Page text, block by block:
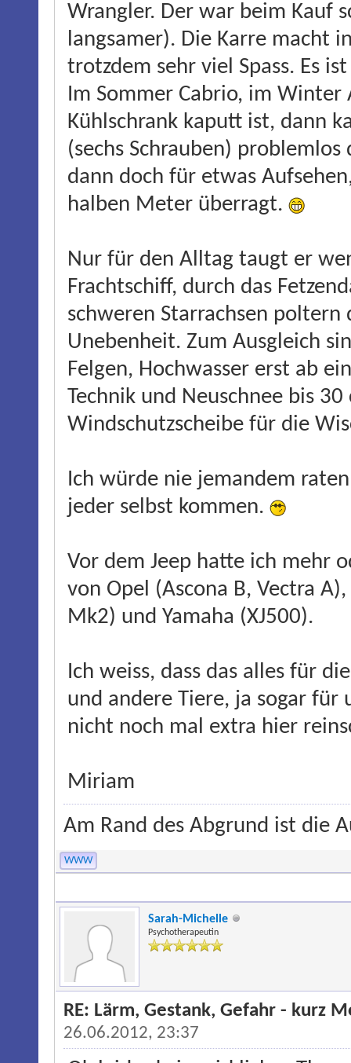
Wrangler. Der war beim Kauf
langsamer). Die Karre macht
trotzdem sehr viel Spass. Es
Im Sommer Cabrio, im
Kühlschrank kaputt ist, dann
(sechs Schrauben)
dann doch für etwas
halben Meter überragt.
Nur für den Alltag taugt er
Frachtschiff, durch das
schweren Starrachsen
Unebenheit. Zum Ausgleich
Felgen, Hochwasser erst ab
Technik und Neuschnee bis
Windschutzscheibe für die
Ich würde nie jemandem
jeder selbst kommen.
Vor dem Jeep hatte ich mehr
von Opel (Ascona B, Vectra
Mk2) und Yamaha (XJ500).
Ich weiss, dass das alles für
und andere Tiere, ja sogar für
nicht noch mal extra hier
Miriam
Am Rand des Abgrund ist die
WWW
Sarah-Michelle
Psychotherapeutin
RE: Lärm, Gestank, Gefahr - kurz
26.06.2012, 23:37